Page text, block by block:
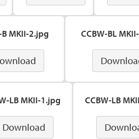
B MKII-2.jpg CCBW-BL
LB MKII-1.jpg
Download
CCBW-LB